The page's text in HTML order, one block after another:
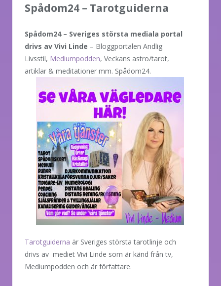
Spådom24 – Tarotguiderna
Spådom24 – Sveriges största mediala portal
drivs av Vivi Linde – Bloggportalen Andlig
Livsstil, Mediumpodden, Veckans astro/tarot,
artiklar & meditationer mm. Spådom24.
Tarotguiderna är Sveriges största tarotlinje och
drivs av mediet Vivi Linde som är känd från tv,
Mediumpodden och är författare.